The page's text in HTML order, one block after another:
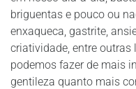
briguentas e pouco ou
enxaqueca, gastrite,
criatividade, entre outras
podemos fazer de mais
gentileza quanto mais